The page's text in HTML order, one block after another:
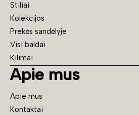
Stiliai
Kolekcijos
Prekės sandėlyje
Visi baldai
Kilimai
Apie mus
Apie mus
Kontaktai